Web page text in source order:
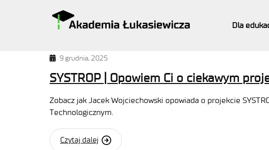
Dla
9 grudnia, 2025
SYSTROP | Opowiem Ci o ciekawym
Zobacz jak Jacek Wojciechowski opowiada o projekcie
Technologicznym.
Czytaj dalej